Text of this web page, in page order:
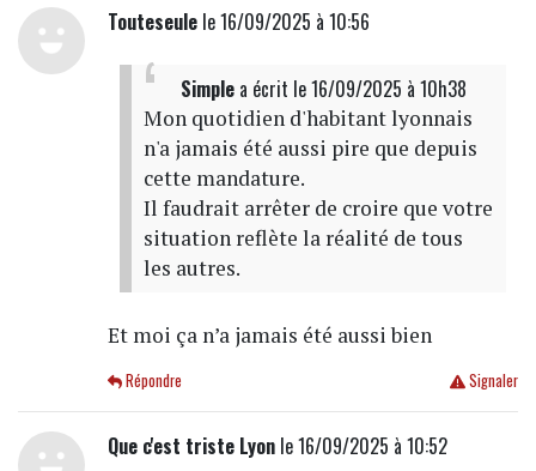
Touteseulele 16/09/2025 à 10:56
Simplea écrit le 16/09/2025 à 10h38
Mon quotidien d'habitant lyonnais
n'a jamais été aussi pire que depuis
cette mandature.
Il faudrait arrêter de croire que votre
situation reflète la réalité de tous
les autres.
Et moi ça n’a jamais été aussi bien
Signaler
Répondre
Que c'est triste Lyonle 16/09/2025 à 10:52